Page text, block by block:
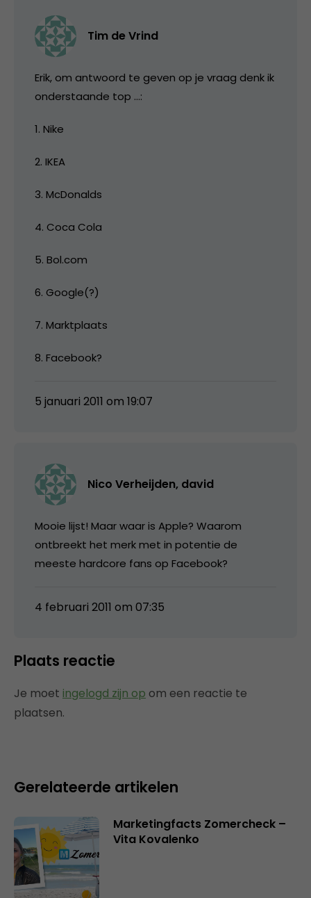
Tim de Vrind
Erik, om antwoord te geven op je vraag denk ik
onderstaande top …:
1. Nike
2. IKEA
3. McDonalds
4. Coca Cola
5. Bol.com
6. Google(?)
7. Marktplaats
8. Facebook?
5 januari 2011 om 19:07
Nico Verheijden, david
Mooie lijst! Maar waar is Apple? Waarom
ontbreekt het merk met in potentie de
meeste hardcore fans op Facebook?
4 februari 2011 om 07:35
Plaats reactie
Je moet ingelogd zijn op om een reactie te
plaatsen.
Gerelateerde artikelen
Marketingfacts Zomercheck –
Vita Kovalenko